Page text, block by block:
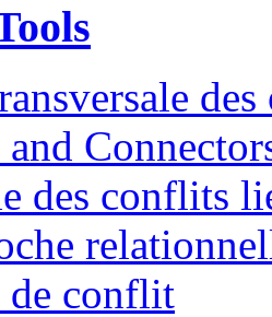
des conflits
de conflit